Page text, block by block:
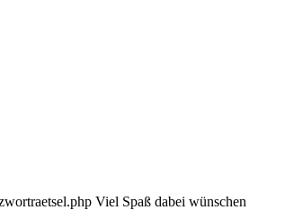
Viel Spaß dabei wünschen